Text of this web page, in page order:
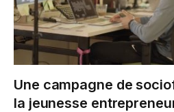
Une campagne de
la jeunesse